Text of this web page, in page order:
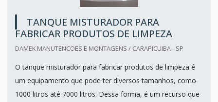
TANQUE MISTURADOR PARA
FABRICAR PRODUTOS DE LIMPEZA
DAMEK MANUTENCOES E MONTAGENS / CARAPICUIBA - SP
O tanque misturador para fabricar produtos de limpeza é
um equipamento que pode ter diversos tamanhos, como
1000 litros até 7000 litros. Dessa forma, é um recurso que